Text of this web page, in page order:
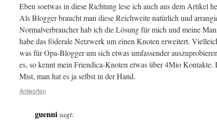
Eben soetwas in diese Richtung lese ich auch aus dem Artikel
Als Blogger braucht man diese Reichweite natürlich und
Normalverbraucher hab ich die Lösung für mich und meine
habe das föderale Netzwerk um einen Knoten erweitert.
was für Opa-Blogger um sich etwas umfassender
es, so kennt mein Friendica-Knoten etwas über 4Mio Kontakte.
Mist, man hat es ja selbst in der Hand.
Antworten
guennisagt: